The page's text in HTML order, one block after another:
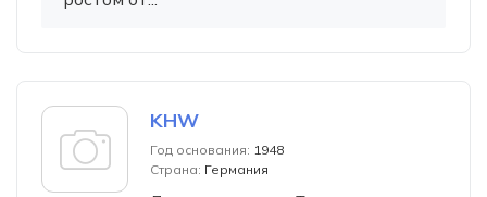
KHW
Год основания: 1948
Страна: Германия